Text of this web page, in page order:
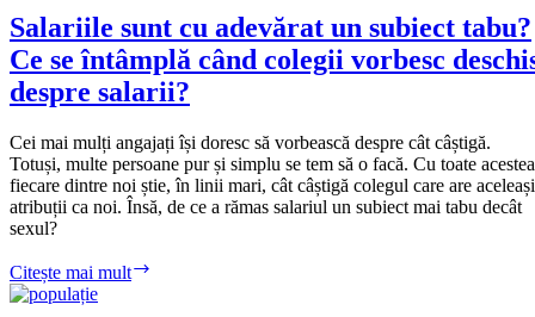
de
studii?
Salariile sunt cu adevărat un subiect tabu?
Ce se întâmplă când colegii vorbesc
despre salarii?
Cei mai mulți angajați își doresc să vorbească despre cât câștigă.
Totuși, multe persoane pur și simplu se tem să o facă. Cu toate
fiecare dintre noi știe, în linii mari, cât câștigă colegul care are aceleași
atribuții ca noi. Însă, de ce a rămas salariul un subiect mai tabu decât
sexul?
Citește mai mult